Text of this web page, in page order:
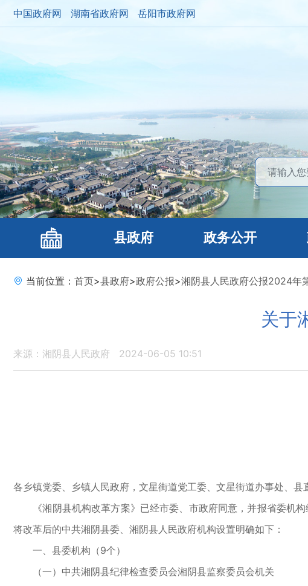
中国政府网 湖南省政府网 岳阳市政府网
县政府 政务公开
当前位置： 首页>县政府>政府公报>湘阴县人民政府公报2024年
关于
来源：湘阴县人民政府 2024-06-05 10:51
各乡镇党委、乡镇人民政府，文星街道党工委、文星街道办事处、县
《湘阴县机构改革方案》已经市委、市政府同意，并报省委机构
将改革后的中共湘阴县委、湘阴县人民政府机构设置明确如下：
一、县委机构（9个）
（一）中共湘阴县纪律检查委员会湘阴县监察委员会机关